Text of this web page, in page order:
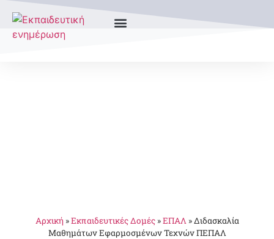
Αρχική »Εκπαιδευτικές Δομές»ΕΠΑΛ»Διδασκαλία
Μαθημάτων Εφαρμοσμένων Τεχνών ΠΕΠΑΛ